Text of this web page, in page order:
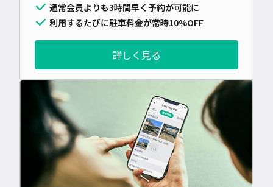
通常会員よりも3時間早く予約が可能に
利用するたびに駐車料金が常時10%OFF
詳しく見る